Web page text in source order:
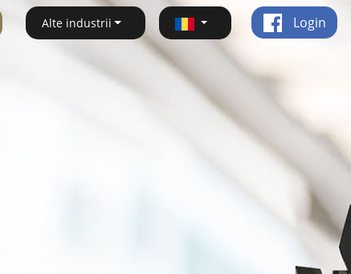
Alte industrii Login